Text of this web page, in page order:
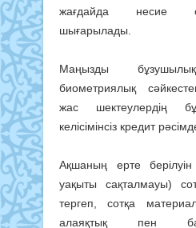
жағдайда несие
шығарылады.
Маңызды
биометриялық
жас шектеулердің
келісімінсіз кредит
Ақшаның ерте
уақыты сақталмауы)
тергеп, сотқа
алаяқтық пен